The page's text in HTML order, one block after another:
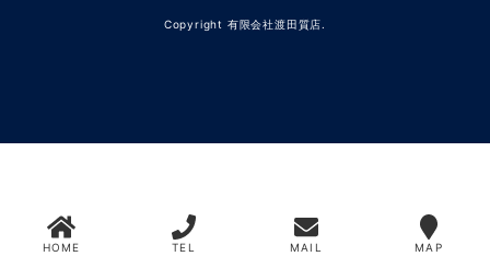
Copyright 有限会社渡田質店.
HOME TEL MAIL MAP